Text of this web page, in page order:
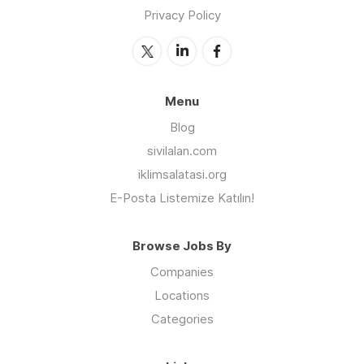
Privacy Policy
Menu
Blog
sivilalan.com
iklimsalatasi.org
E-Posta Listemize Katılın!
Browse Jobs By
Companies
Locations
Categories